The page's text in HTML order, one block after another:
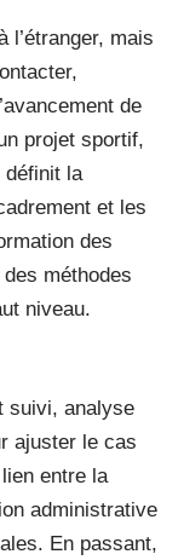
l’étranger, mais
de
projet sportif,
définit la
et les
des
méthodes
niveau.
suivi, analyse
ajuster le cas
entre la
administrative
En passant,